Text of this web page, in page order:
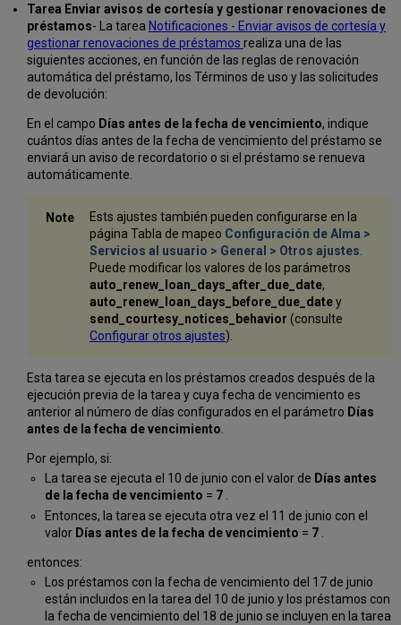
Tarea Enviar avisos de cortesía y gestionar renovaciones de
préstamos- La tarea Notificaciones - Enviar avisos de cortesía y
gestionar renovaciones de préstamos realiza una de las
siguientes acciones, en función de las reglas de renovación
automática del préstamo, los Términos de uso y las solicitudes
de devolución:
En el campo Días antes de la fecha de vencimiento, indique
cuántos días antes de la fecha de vencimiento del préstamo se
enviará un aviso de recordatorio o si el préstamo se renueva
automáticamente.
Ests ajustes también pueden configurarse en la
página Tabla de mapeo Configuración de Alma >
Servicios al usuario > General > Otros ajustes
Puede modificar los valores de los parámetros
auto_renew_loan_days_after_due_date,
auto_renew_loan_days_before_due_datey
send _courtesy_notices_behavior (consulte
Configurar otros ajustes).
Esta tarea se ejecuta en los préstamos creados después de la
ejecución previa de la tarea y cuya fecha de vencimiento es
anterior al número de días configurados en el parámetro Días
antes de la fecha de vencimiento
Por ejemplo, si:
La tarea se ejecuta el 10 de junio con el valor de Días antes
de la fecha de vencimiento = 7
Entonces, la tarea se ejecuta otra vez el 11 de junio con el
valor Días antes de la fecha de vencimiento = 7
entonces:
Los préstamos con la fecha de vencimiento del 17 de junio
están incluidos en la tarea del 10 de junio y los préstamos con
la fecha de vencimiento del 18 de junio se incluyen en la tarea